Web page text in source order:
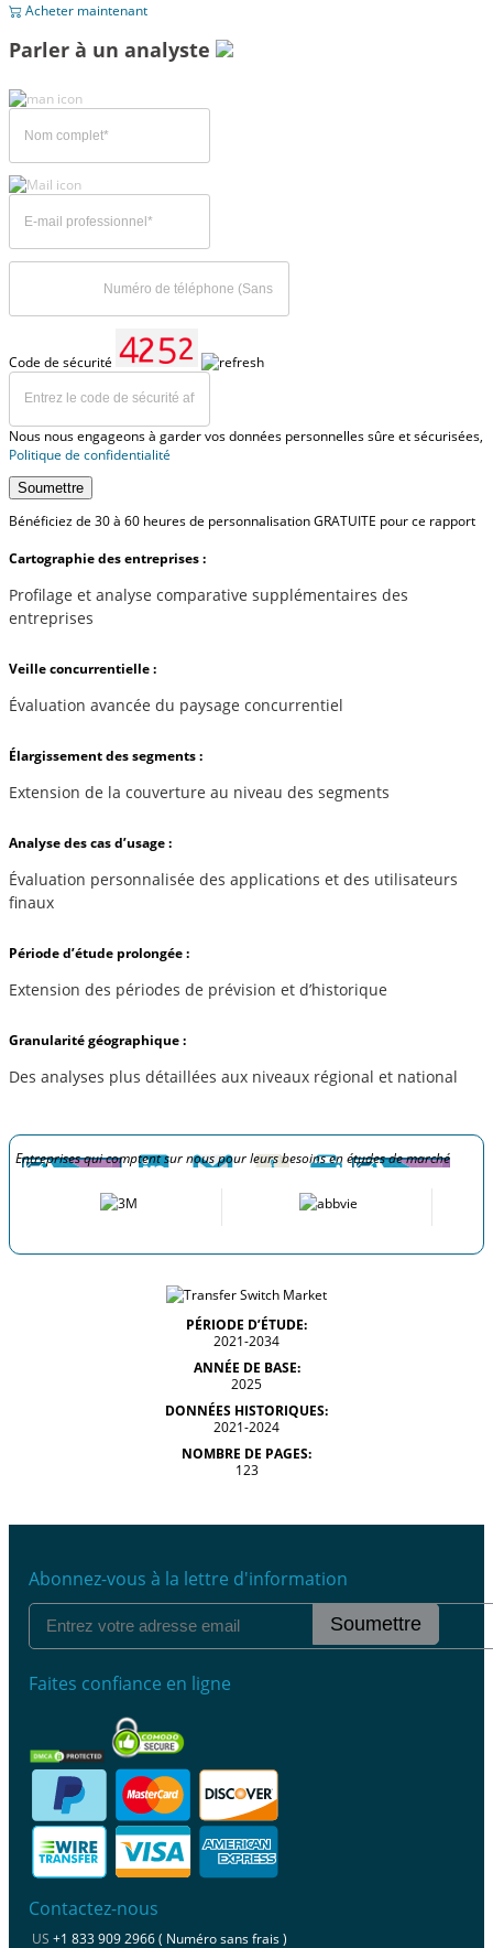
Acheter maintenant
Parler à un analyste
Code de sécurité
Nous nous engageons à garder vos données personnelles sûre et sécurisées,
Politique de confidentialité
Soumettre
Bénéficiez de 30 à 60 heures de personnalisation GRATUITE pour ce rapport
Cartographie des entreprises :
Profilage et analyse comparative supplémentaires des
entreprises
Veille concurrentielle :
Évaluation avancée du paysage concurrentiel
Élargissement des segments :
Extension de la couverture au niveau des segments
Analyse des cas d’usage :
Évaluation personnalisée des applications et des utilisateurs
finaux
Période d’étude prolongée :
Extension des périodes de prévision et d’historique
Granularité géographique :
Des analyses plus détaillées aux niveaux régional et national
Entreprises qui comptent sur nous pour leurs besoins en études de marché
PÉRIODE D’ÉTUDE:
2021-2034
ANNÉE DE BASE:
2025
DONNÉES HISTORIQUES:
2021-2024
NOMBRE DE PAGES:
123
Abonnez-vous à la lettre d'information
Soumettre
Faites confiance en ligne
Contactez-nous
US +1 833 909 2966 ( Numéro sans frais )